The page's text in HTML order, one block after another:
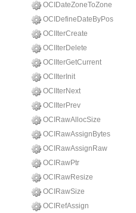
OCIDateZoneToZone
OCIDefineDateByPos
OCIIterCreate
OCIIterDelete
OCIIterGetCurrent
OCIIterInit
OCIIterNext
OCIIterPrev
OCIRawAllocSize
OCIRawAssignBytes
OCIRawAssignRaw
OCIRawPtr
OCIRawResize
OCIRawSize
OCIRefAssign